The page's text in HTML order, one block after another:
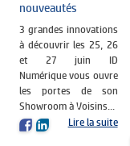
nouveautés
3 grandes innovations
à découvrir les 25, 26
et 27 juin ID
Numérique vous ouvre
les portes de son
Showroom à Voisins...
Lire la suite